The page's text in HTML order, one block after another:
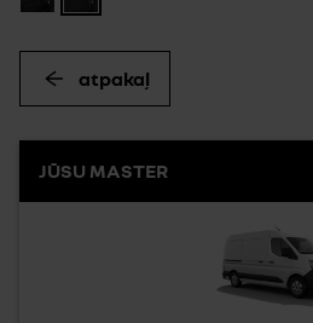
atpakaļ
JŪSU MASTER